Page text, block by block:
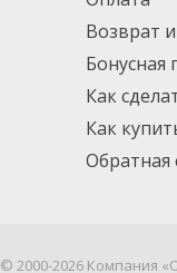
Возврат
Бонусная
Как
Как
Обратная
© 2000-2026 Компания